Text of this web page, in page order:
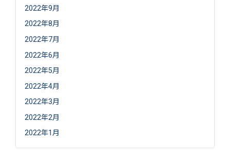
2022年9月
2022年8月
2022年7月
2022年6月
2022年5月
2022年4月
2022年3月
2022年2月
2022年1月